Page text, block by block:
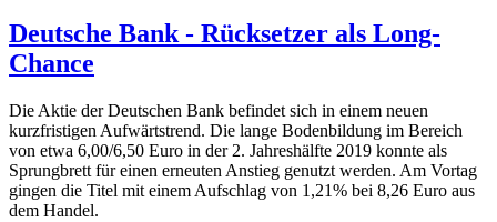
Deutsche Bank - Rücksetzer als Long-
Chance
Die Aktie der Deutschen Bank befindet sich in einem neuen
kurzfristigen Aufwärtstrend. Die lange Bodenbildung im Bereich
von etwa 6,00/6,50 Euro in der 2. Jahreshälfte 2019 konnte als
Sprungbrett für einen erneuten Anstieg genutzt werden. Am Vortag
gingen die Titel mit einem Aufschlag von 1,21% bei 8,26 Euro aus
dem Handel.